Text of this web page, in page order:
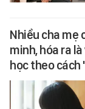
Nhiều cha mẹ
minh, hóa ra
học theo